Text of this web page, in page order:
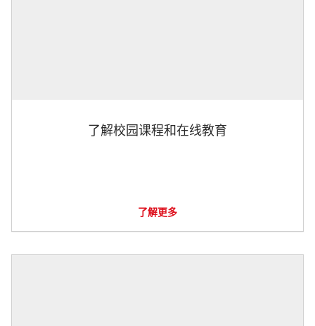
了解校园课程和在线教育
了解更多